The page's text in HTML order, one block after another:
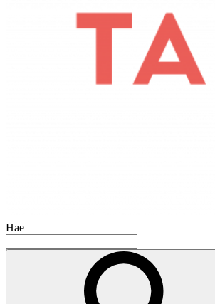
Hae